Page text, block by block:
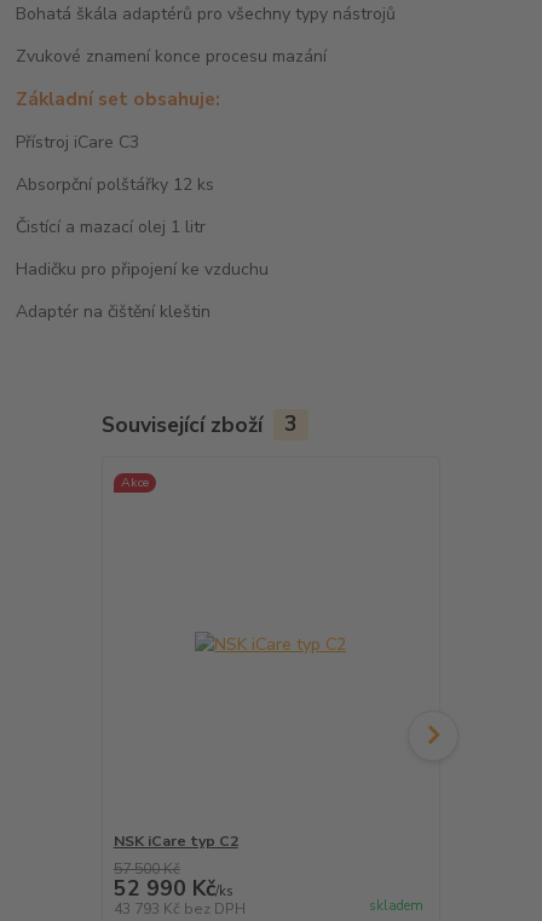
Bohatá škála adaptérů pro všechny typy nástrojů
Zvukové znamení konce procesu mazání
Základní set obsahuje:
Přístroj iCare C3
Absorpční polštářky 12 ks
Čistící a mazací olej 1 litr
Hadičku pro připojení ke vzduchu
Adaptér na čištění kleštin
Související zboží 3
Akce
NSK iCare typ C2
57 500 Kč
52 990 Kč/ks
43 793 Kč bez DPH skladem